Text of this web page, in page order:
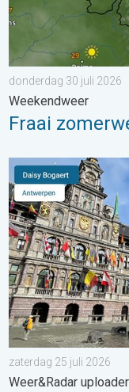
donderdag 30 juli 2026
Weekendweer
Fraai
Stuur jouw weerfoto
zaterdag 25 juli 2026
Weer&Radar uploader